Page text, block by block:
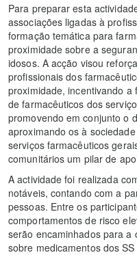
Para preparar esta
associações ligadas à
formação temática para
proximidade sobre a
idosos. A acção visou
profissionais dos
proximidade, incentivando
de farmacêuticos dos
promovendo em conjunto o
aproximando os à
serviços farmacêuticos
comunitários um pilar de
A actividade foi realizada
notáveis, contando com a
pessoas. Entre os
comportamentos de risco
serão encaminhados para a
sobre medicamentos dos